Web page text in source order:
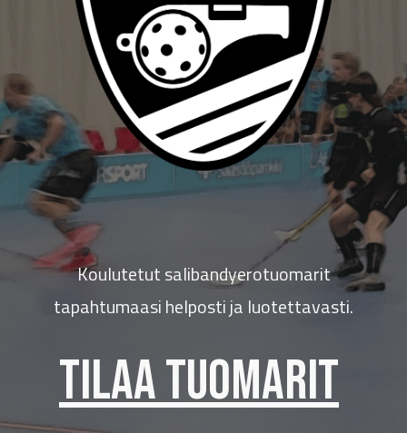
Koulutetut salibandyerotuomarit
tapahtumaasi helposti ja luotettavasti.
TILAA TUOMARIt